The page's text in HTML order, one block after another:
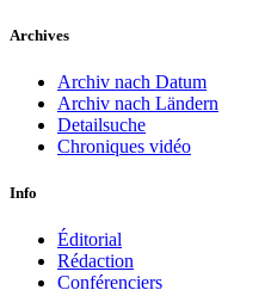
Archives
Archiv nach Datum
Archiv nach Ländern
Detailsuche
Chroniques vidéo
Info
Éditorial
Rédaction
Conférenciers